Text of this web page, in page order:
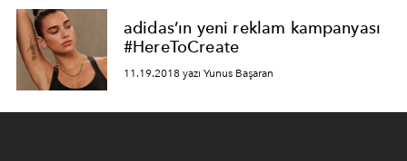
adidas’ın yeni reklam kampanyası
#HereToCreate
11.19.2018 yazı Yunus Başaran